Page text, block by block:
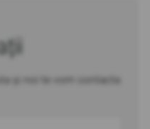
și noi te vom contacta